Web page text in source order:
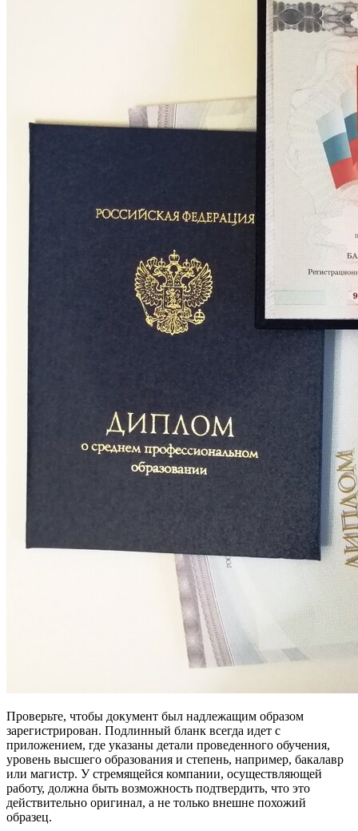
Проверьте, чтобы документ был надлежащим образом
зарегистрирован. Подлинный бланк всегда идет с
приложением, где указаны детали проведенного обучения,
уровень высшего образования и степень, например, бакалавр
или магистр. У стремящейся компании, осуществляющей
работу, должна быть возможность подтвердить, что это
действительно оригинал, а не только внешне похожий
образец.